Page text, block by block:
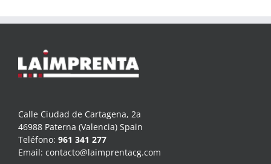
Calle Ciudad de Cartagena, 2a
46988 Paterna (Valencia) Spain
Teléfono: 961 341 277
Email: contacto@laimprentacg.com